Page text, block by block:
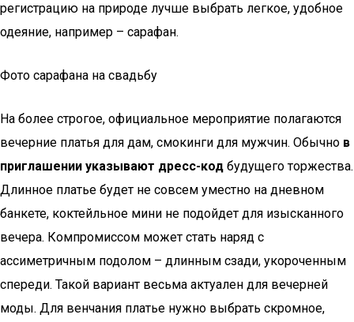
регистрацию на природе лучше выбрать легкое, удобное
одеяние, например – сарафан.
Фото сарафана на свадьбу
На более строгое, официальное мероприятие полагаются
вечерние платья для дам, смокинги для мужчин. Обычно в
приглашении указывают дресс-код будущего торжества.
Длинное платье будет не совсем уместно на дневном
банкете, коктейльное мини не подойдет для изысканного
вечера. Компромиссом может стать наряд с
ассиметричным подолом – длинным сзади, укороченным
спереди. Такой вариант весьма актуален для вечерней
моды. Для венчания платье нужно выбрать скромное,